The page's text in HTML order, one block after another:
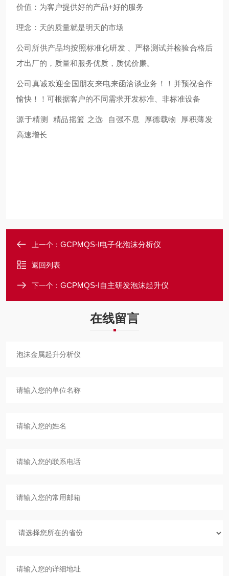
价值：为客户提供好的产品+好的服务
理念：天的质量就是明天的市场
公司所供产品均按照标准化研发 、严格测试并检验合格后
才出厂的，质量和服务优质，质优价廉。
公司真诚欢迎全国朋友来电来函洽谈业务！！并预祝合作
愉快！！可根据客户的不同需求开发标准、非标准设备
源于精测 精品摇篮 之选 自强不息 厚德载物 厚积薄发
高速增长
上一个： GCPMQS-I电子化泡沫分析仪
返回列表
下一个： GCPMQS-I自主研发泡沫起升仪
在线留言